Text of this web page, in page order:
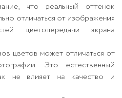
что реальный оттенок
отличаться от изображения
цветопередачи экрана
цветов может отличаться от
Это естественный
не влияет на качество и